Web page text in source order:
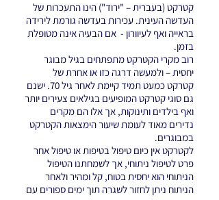
קטרקט (בעברית – "ירוד") הינו התעכרות של
העדשה העינית. עכירות בעדשה גורמת לירידה
בראייה ואף לעיוורון - אם הבעיה אינה מטופלת
בזמן.
רוב מקרי הקטרקט מתפתחים בגיל מבוגר
יחסית – ולמעשה דרגה כזו או אחרת של
קטרקט כמעט תמיד קיימת לאחר גיל 70. ישנם
גם סוגי קטרקט המופיעים בגילאים צעירים יותר
ואף בילדים ותינוקות, אך אלו הם מקרים
נדירים מאוד לעומת שיעור הימצאות הקטרקט
במבוגרים.
לקטרקט אין כיום טיפול בטיפות או טיפול אחר
פרט לטיפול ניתוחי, אך לשמחתנו הטיפול
הניתוחי הוא יחסית בטוח, קל ומהיר ולאחר
הניתוח ניתן לחזור לשגרה תוך ימים ספורים עם